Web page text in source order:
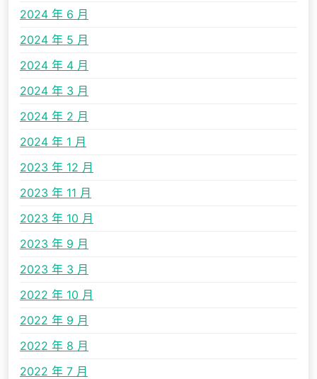
2024 年 6 月
2024 年 5 月
2024 年 4 月
2024 年 3 月
2024 年 2 月
2024 年 1 月
2023 年 12 月
2023 年 11 月
2023 年 10 月
2023 年 9 月
2023 年 3 月
2022 年 10 月
2022 年 9 月
2022 年 8 月
2022 年 7 月